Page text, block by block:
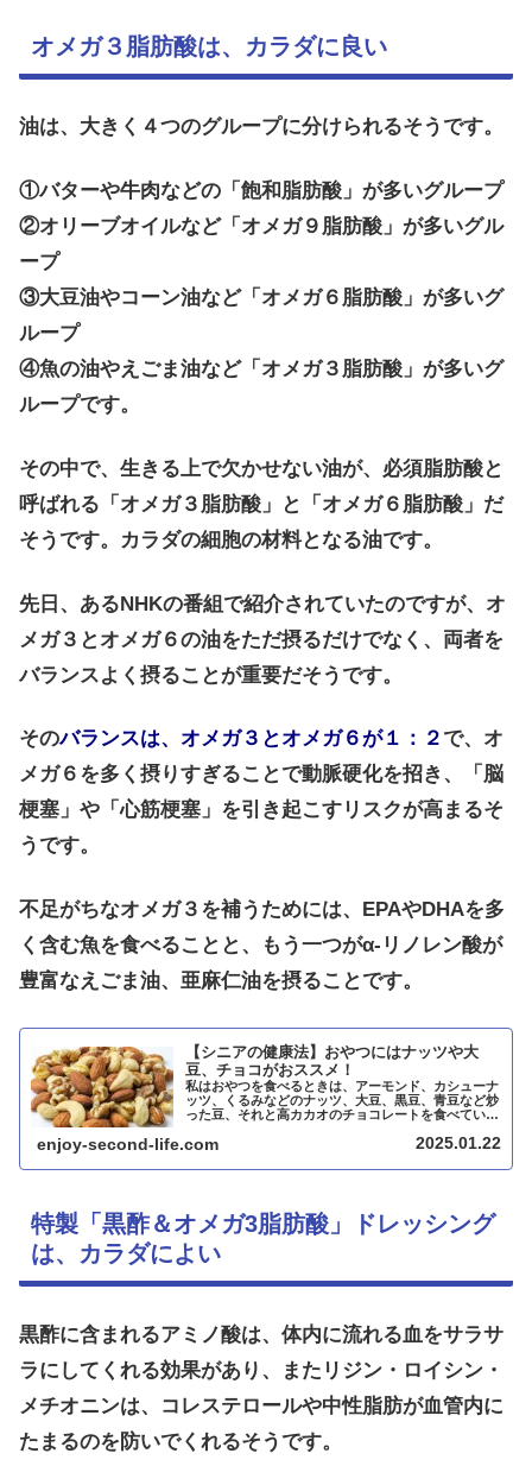
オメガ３脂肪酸は、カラダに良い
油は、大きく４つのグループに分けられるそうです。
①バターや牛肉などの「飽和脂肪酸」が多いグループ
②オリーブオイルなど「オメガ９脂肪酸」が多いグル
ープ
③大豆油やコーン油など「オメガ６脂肪酸」が多いグ
ループ
④魚の油やえごま油など「オメガ３脂肪酸」が多いグ
ループです。
その中で、生きる上で欠かせない油が、必須脂肪酸と
呼ばれる「オメガ３脂肪酸」と「オメガ６脂肪酸」だ
そうです。カラダの細胞の材料となる油です。
先日、あるNHKの番組で紹介されていたのですが、オ
メガ３とオメガ６の油をただ摂るだけでなく、両者を
バランスよく摂ることが重要だそうです。
そのバランスは、オメガ３とオメガ６が１：２で、オ
メガ６を多く摂りすぎることで動脈硬化を招き、「脳
梗塞」や「心筋梗塞」を引き起こすリスクが高まるそ
うです。
不足がちなオメガ３を補うためには、EPAやDHAを多
く含む魚を食べることと、もう一つがα-リノレン酸が
豊富なえごま油、亜麻仁油を摂ることです。
【シニアの健康法】おやつにはナッツや大
豆、チョコがおススメ！
私はおやつを食べるときは、アーモンド、カシューナ
ッツ、くるみなどのナッツ、大豆、黒豆、青豆など炒
った豆、それと高カカオのチョコレートを食べていま
か「ナッツ」、「豆」、「チョコレート」に変わりま
コレートをおススメします。
enjoy-second-life.com 2025.01.22
特製「黒酢＆オメガ3脂肪酸」ドレッシング
は、カラダによい
黒酢に含まれるアミノ酸は、体内に流れる血をサラサ
ラにしてくれる効果があり、またリジン・ロイシン・
メチオニンは、コレステロールや中性脂肪が血管内に
たまるのを防いでくれるそうです。